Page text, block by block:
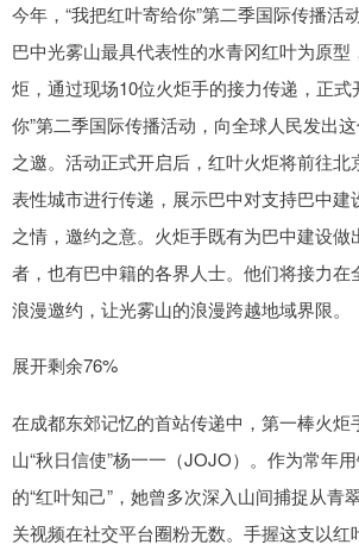
今年，“我把红叶寄给你”第二季国际传播活
巴中光雾山最具代表性的水青冈红叶为原型
炬，通过现场10位火炬手的接力传递，正式
你”第二季国际传播活动，向全球人民发出
之邀。活动正式开启后，红叶火炬将前往北
表性城市进行传递，展示巴中对支持巴中建
之情，邀约之意。火炬手既有为巴中建设做
者，也有巴中籍的各界人士。他们将接力在
浪漫邀约，让光雾山的浪漫跨越地域界限。
展开剩余76%
在成都东郊记忆的首站传递中，第一棒火炬
山“秋日信使”杨一一（JOJO）。作为常年
的“红叶知己”，她曾多次深入山间捕捉从青
关视频在社交平台圈粉无数。手握这支以红